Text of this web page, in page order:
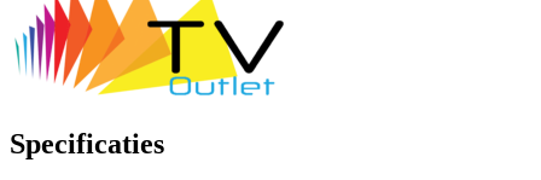
Specificaties